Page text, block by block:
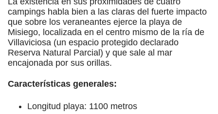
campings habla bien a las claras del fuerte impacto
que sobre los veraneantes ejerce la playa de
Misiego, localizada en el centro mismo de la ría de
Villaviciosa (un espacio protegido declarado
Reserva Natural Parcial) y que sale al mar
encajonada por sus orillas.
Características generales:
Longitud playa: 1100 metros